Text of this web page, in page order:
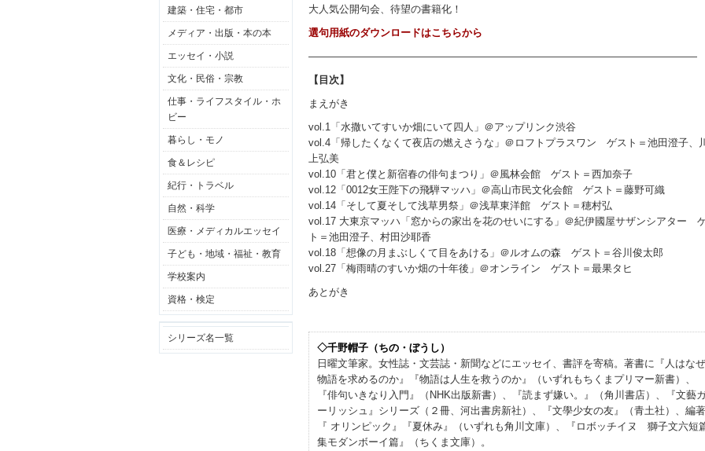
建築・住宅・都市
メディア・出版・本の本
エッセイ・小説
文化・民俗・宗教
仕事・ライフスタイル・ホ
ビー
暮らし・モノ
食＆レシピ
紀行・トラベル
自然・科学
医療・メディカルエッセイ
子ども・地域・福祉・教育
学校案内
資格・検定
シリーズ名一覧
大人気公開句会、待望の書籍化！
選句用紙のダウンロードはこちらから
――――――――――――――――――――――――――――――――――――――
【目次】
まえがき
vol.1「水撒いてすいか畑にいて四人」＠アップリンク渋谷
vol.4「帰したくなくて夜店の燃えさうな」＠ロフトプラスワン ゲスト＝池田澄子、川
上弘美
vol.10「君と僕と新宿春の俳句まつり」＠風林会館 ゲスト＝西加奈子
vol.12「0012女王陛下の飛騨マッハ」＠高山市民文化会館 ゲスト＝藤野可織
vol.14「そして夏そして浅草男祭」＠浅草東洋館 ゲスト＝穂村弘
vol.17 大東京マッハ「窓からの家出を花のせいにする」＠紀伊國屋サザンシアター
ト＝池田澄子、村田沙耶香
vol.18「想像の月まぶしくて目をあける」＠ルオムの森 ゲスト＝谷川俊太郎
vol.27「梅雨晴のすいか畑の十年後」＠オンライン ゲスト＝最果タヒ
あとがき
◇千野帽子（ちの・ぼうし）
日曜文筆家。女性誌・文芸誌・新聞などにエッセイ、書評を寄稿。著書に『人はなぜ
物語を求めるのか』『物語は人生を救うのか』（いずれもちくまプリマー新書）、
『俳句いきなり入門』（NHK出版新書）、『読まず嫌い。』（角川書店）、『文藝
ーリッシュ』シリーズ（２冊、河出書房新社）、『文學少女の友』（青土社）、編著
『 オリンピック』『夏休み』（いずれも角川文庫）、『ロボッチイヌ 獅子文六短
集モダンボーイ篇』（ちくま文庫）。